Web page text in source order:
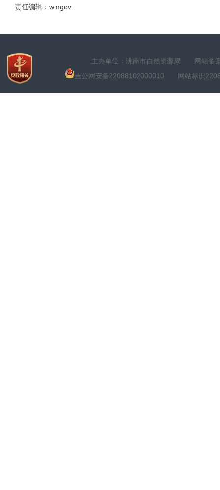
责任编辑：wmgov
主办单位：洮南市自然资源局
网站备
吉公网安备22088102000010 网站标识